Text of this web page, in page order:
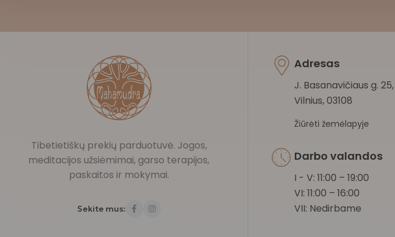
Tibetietiškų prekių parduotuvė. Jogos,
meditacijos užsiėmimai, garso terapijos,
paskaitos ir mokymai.
Sekite mus:
Adresas
J. Basanavičiaus g. 25,
Vilnius, 03108
Žiūrėti žemėlapyje
Darbo valandos
I - V: 11:00 – 19:00
VI: 11:00 – 16:00
VII: Nedirbame